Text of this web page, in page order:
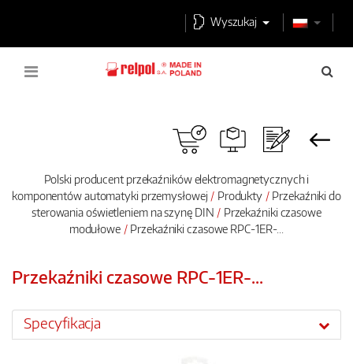
Wyszukaj
Polski producent przekaźników elektromagnetycznych i
komponentów automatyki przemysłowej
Produkty
Przekaźniki do
sterowania oświetleniem na szynę DIN
Przekaźniki czasowe
modułowe
Przekaźniki czasowe RPC-1ER-...
Przekaźniki czasowe RPC-1ER-...
Specyfikacja